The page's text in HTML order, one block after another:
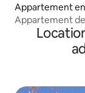
Appartement en
Appartement
de Liseberg